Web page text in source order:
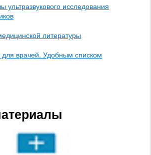
ультразвукового исследования
литературы
врачей. Удобным списком